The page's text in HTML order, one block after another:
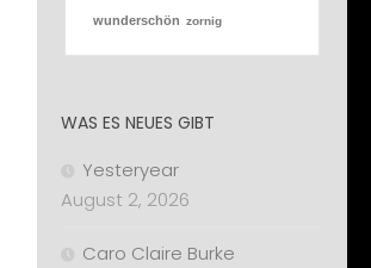
wunderschön zornig
WAS ES NEUES GIBT
Yesteryear
August 2, 2026
Caro Claire Burke